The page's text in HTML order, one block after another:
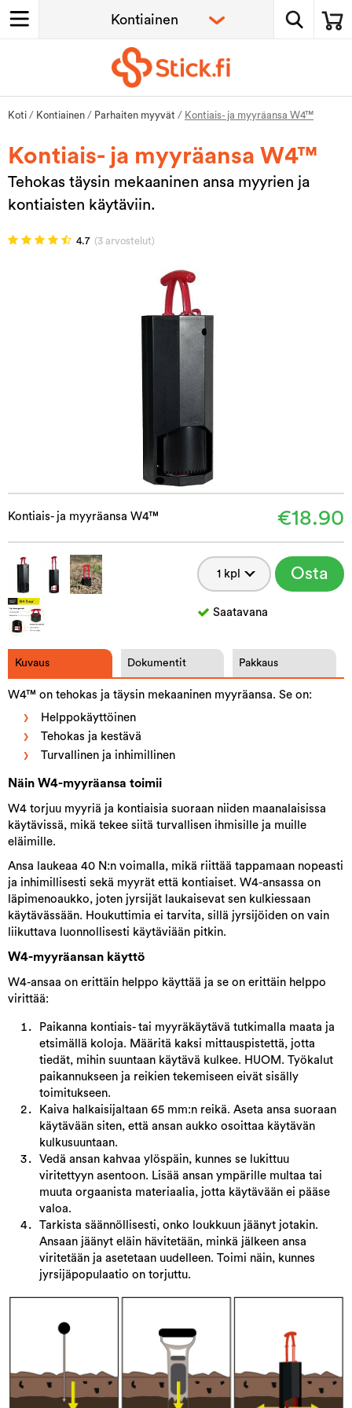
Koti / Kontiainen / Parhaiten myyvät / Kontiais- ja myyräansa W4™
Kontiais- ja myyräansa W4™
Tehokas täysin mekaaninen ansa myyrien ja
kontiaisten käytäviin.
4.7 (3 arvostelut)
Kontiais- ja myyräansa W4™ €18.90
Osta
Saatavana
Kuvaus Dokumentit Pakkaus
W4™ on tehokas ja täysin mekaaninen myyräansa. Se on:
Helppokäyttöinen
Tehokas ja kestävä
Turvallinen ja inhimillinen
Näin W4-myyräansa toimii
W4 torjuu myyriä ja kontiaisia suoraan niiden maanalaisissa
käytävissä, mikä tekee siitä turvallisen ihmisille ja muille
eläimille.
Ansa laukeaa 40 N:n voimalla, mikä riittää tappamaan nopeasti
ja inhimillisesti sekä myyrät että kontiaiset. W4-ansassa on
läpimenoaukko, joten jyrsijät laukaisevat sen kulkiessaan
käytävässään. Houkuttimia ei tarvita, sillä jyrsijöiden on vain
liikuttava luonnollisesti käytäviään pitkin.
W4-myyräansan käyttö
W4-ansaa on erittäin helppo käyttää ja se on erittäin helppo
virittää:
Paikanna kontiais- tai myyräkäytävä tutkimalla maata ja
etsimällä koloja. Määritä kaksi mittauspistettä, jotta
tiedät, mihin suuntaan käytävä kulkee. HUOM. Työkalut
paikannukseen ja reikien tekemiseen eivät sisälly
toimitukseen.
Kaiva halkaisijaltaan 65 mm:n reikä. Aseta ansa suoraan
käytävään siten, että ansan aukko osoittaa käytävän
kulkusuuntaan.
Vedä ansan kahvaa ylöspäin, kunnes se lukittuu
viritettyyn asentoon. Lisää ansan ympärille multaa tai
muuta orgaanista materiaalia, jotta käytävään ei pääse
valoa.
Tarkista säännöllisesti, onko loukkuun jäänyt jotakin.
Ansaan jäänyt eläin hävitetään, minkä jälkeen ansa
viritetään ja asetetaan uudelleen. Toimi näin, kunnes
jyrsijäpopulaatio on torjuttu.